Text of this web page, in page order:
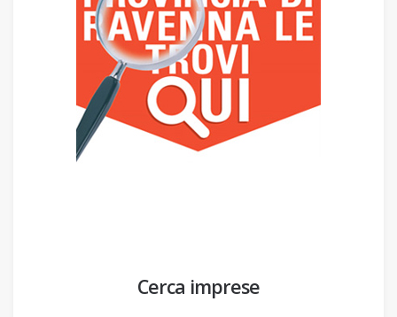
Cerca imprese